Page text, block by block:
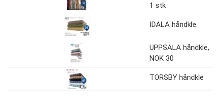
1 stk
IDALA håndkle
UPPSALA håndkle,
NOK 30
TORSBY håndkle